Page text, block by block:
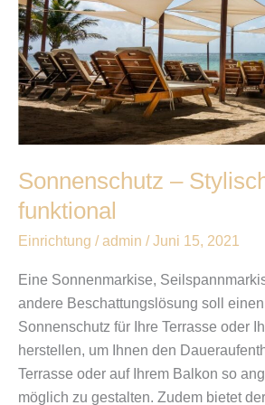
Sonnenschutz –
funktional
Einrichtung /admin /Juni 15, 2021
Eine Sonnenmarkise,
andere Beschattungslösung soll
Sonnenschutz für Ihre Terrasse oder
herstellen, um Ihnen den
Terrasse oder auf Ihrem Balkon so
möglich zu gestalten. Zudem bietet
und
funktional